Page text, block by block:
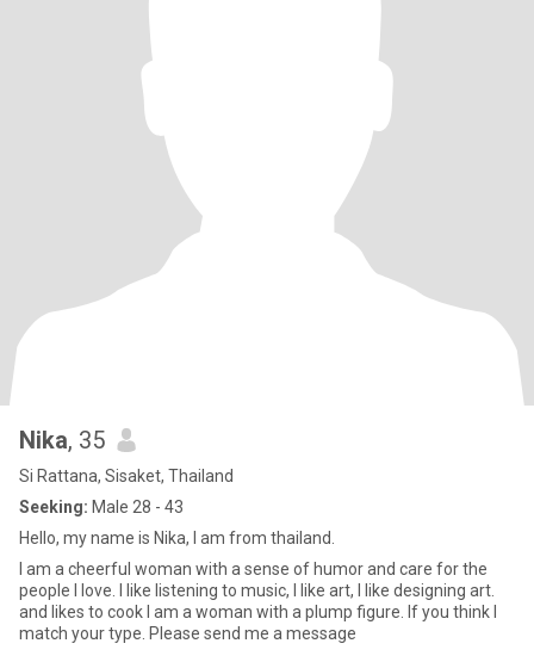
Nika, 35
Si Rattana, Sisaket, Thailand
Seeking: Male 28 - 43
Hello, my name is Nika, I am from thailand.
I am a cheerful woman with a sense of humor and care for the
people I love. I like listening to music, I like art, I like designing art.
and likes to cook I am a woman with a plump figure. If you think I
match your type. Please send me a message